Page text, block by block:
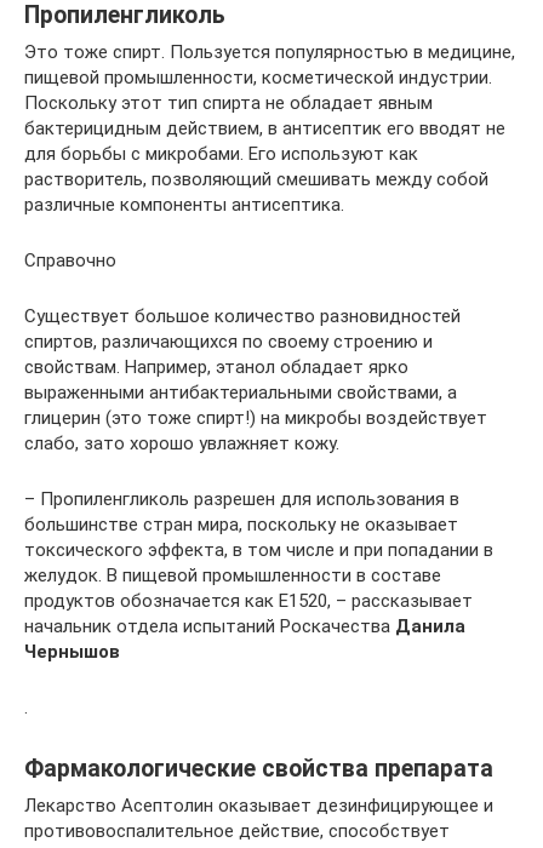
Пропиленгликоль
Это тоже спирт. Пользуется популярностью в медицине,
пищевой промышленности, косметической индустрии.
Поскольку этот тип спирта не обладает явным
бактерицидным действием, в антисептик его вводят не
для борьбы с микробами. Его используют как
растворитель, позволяющий смешивать между собой
различные компоненты антисептика.
Справочно
Существует большое количество разновидностей
спиртов, различающихся по своему строению и
свойствам. Например, этанол обладает ярко
выраженными антибактериальными свойствами, а
глицерин (это тоже спирт!) на микробы воздействует
слабо, зато хорошо увлажняет кожу.
– Пропиленгликоль разрешен для использования в
большинстве стран мира, поскольку не оказывает
токсического эффекта, в том числе и при попадании в
желудок. В пищевой промышленности в составе
продуктов обозначается как E1520, – рассказывает
начальник отдела испытаний Роскачества Данила
Чернышов
.
Фармакологические свойства препарата
Лекарство Асептолин оказывает дезинфицирующее и
противовоспалительное действие, способствует